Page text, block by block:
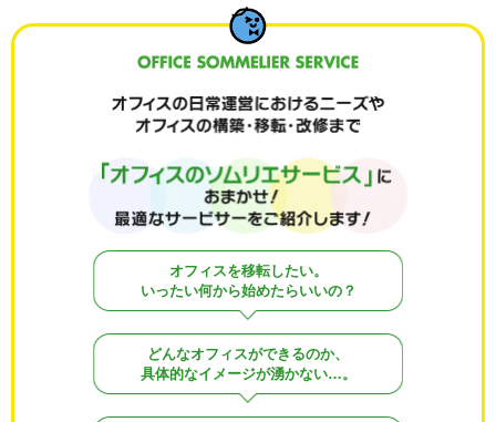
オフィスの日常運営におけるニーズやオフィスの構築・移転・改修
まで 「オフィスのソムリエサービス」におまかせ！最適なサービ
オフィスを移転したい。
いったい何から始めたらいいの？
どんなオフィスができるのか、
具体的なイメージが湧かない…。